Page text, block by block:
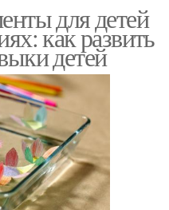
для детей
как развить
детей